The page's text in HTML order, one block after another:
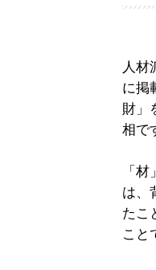
人材
に掲
財」
相で
「
は、
たこ
こと